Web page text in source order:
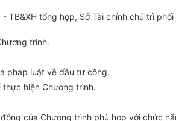
TB&XH tổng hợp, Sở Tài chính chủ trì
trình.
pháp luật về đầu tư công.
hiện Chương trình.
của Chương trình phù hợp với chức